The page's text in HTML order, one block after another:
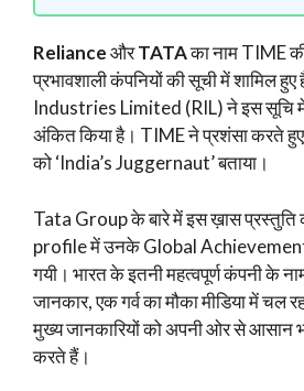
RelianceऔरTATAका नाम TIME
प्रभावशाली कंपनियों की सूची में शामिल
Industries Limited (RIL) ने इस सूचि में
अंकित किया है। TIME ने प्रशंसा करते
को ‘India’s Juggernaut’ बताया।
Tata Group के बारे में इस ख़ास प्रस्तुति
profile में उनके Global Achievement
गयी। भारत के इतनी महत्वपूर्ण कंपनी के
जानकार, एक गर्व का मौका मीडिया में चल
मुख्य जानकारियों को अपनी ओर से आसान
करते हैं।